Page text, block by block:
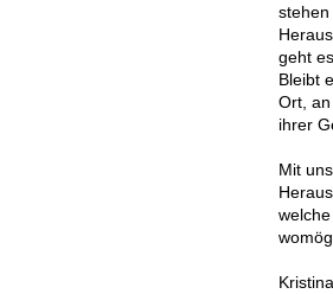
geht
Bleibt
Ort,
ihrer
Mit